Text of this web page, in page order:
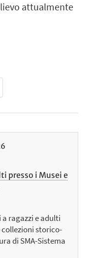
attualmente
presso i Musei e
ragazzi e adulti
storico-
di SMA-Sistema